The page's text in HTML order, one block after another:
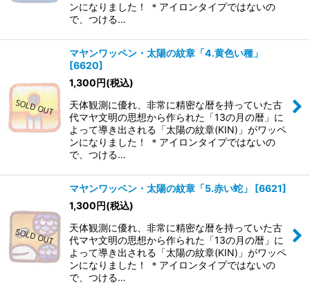
ンになりました！ ＊アイロンタイプではないの
で、つける…
マヤンワッペン・太陽の紋章「4.黄色い種」
[6620]
1,300円(税込)
天体観測に優れ、非常に精密な暦を持っていた古
代マヤ文明の思想から作られた「13の月の暦」に
よって導き出される「太陽の紋章(KIN)」がワッペ
ンになりました！ ＊アイロンタイプではないの
で、つける…
マヤンワッペン・太陽の紋章「5.赤い蛇」 [6621]
1,300円(税込)
天体観測に優れ、非常に精密な暦を持っていた古
代マヤ文明の思想から作られた「13の月の暦」に
よって導き出される「太陽の紋章(KIN)」がワッペ
ンになりました！ ＊アイロンタイプではないの
で、つける…